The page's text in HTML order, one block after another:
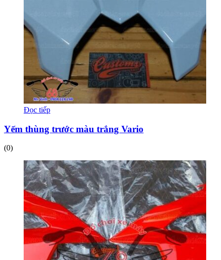
Đọc tiếp
Yếm thùng trước màu trắng Vario
(0)